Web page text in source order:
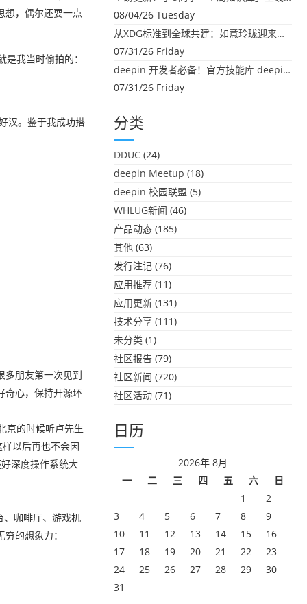
想，偶尔还耍一点
我当时偷拍的：
汉。鉴于我成功搭
多朋友第一次见到
奇心，保持开源环
京的时候听卢先生
以后再也不会因
深度操作系统大
咖啡厅、游戏机
的想象力：
08/04/26 Tuesday
从XDG标准到全球共建：如意玲珑迎来首个海外开源贡献
07/31/26 Friday
deepin 开发者必备！官方技能库 deepin-skills 正式开源
07/31/26 Friday
分类
DDUC (24)
deepin Meetup (18)
deepin 校园联盟 (5)
WHLUG新闻 (46)
产品动态 (185)
其他 (63)
发行注记 (76)
应用推荐 (11)
应用更新 (131)
技术分享 (111)
未分类 (1)
社区报告 (79)
社区新闻 (720)
社区活动 (71)
日历
2026年 8月
一
二 三 四 五 六
日
1
2
3
4 5 6 7 8
9
10
11 12 13 14 15
16
17
18 19 20 21 22
23
24
25 26 27 28 29
30
31